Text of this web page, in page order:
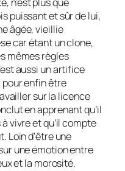
puissant et sûr de lui,
âgée, vieillie
car étant un clone,
mêmes règles
aussi un artifice
pour enfin être
sur la licence
en apprenant qu’il
vivre et qu’il compte
Loin d’être une
une émotion entre
et la morosité.